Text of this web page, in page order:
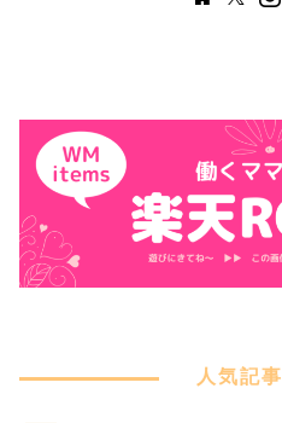
人気記